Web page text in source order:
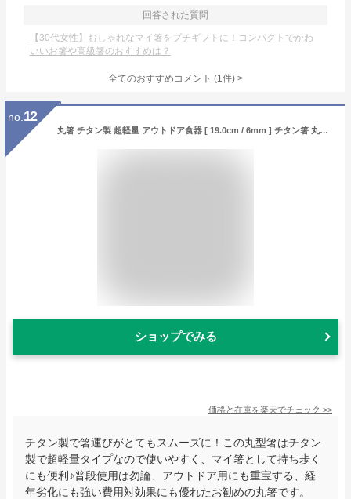
回答された質問
【30代女性】おしゃれなマイ箸をプチギフトに！コンパクトでかわ
いいお箸や高級箸のおすすめは？
全てのおすすめコメント (1件) >
no. 12
丸箸 チタン製 超軽量 アウトドア食器 [ 19.0cm / 6mm ] チタン箸 丸型 はし キャンプ チョップステックス カトラリー
ショップでみる
価格と在庫を楽天でチェック >>
チタン製で箸運びがとてもスムーズに！この丸型箸はチタン
製で超軽量タイプなので使いやすく、マイ箸として持ち歩く
にも便利♪普段使用は勿論、アウトドア用にも重宝する、経
年劣化にも強い費用対効果にも優れたお勧めの丸箸です。